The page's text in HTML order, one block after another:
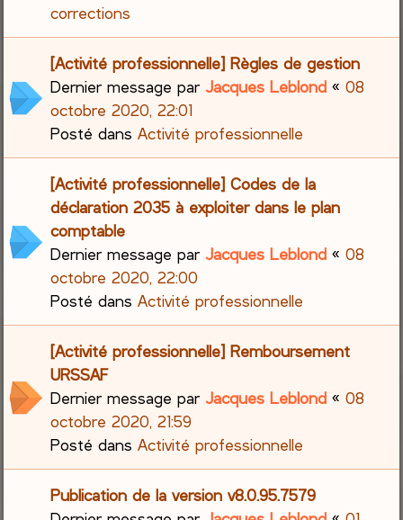
corrections
[Activité professionnelle] Règles de gestion
Dernier message parJacques Leblond «08
octobre 2020, 22:01
Posté dansActivité professionnelle
[Activité professionnelle] Codes de la
déclaration 2035 à exploiter dans le plan
comptable
Dernier message parJacques Leblond «08
octobre 2020, 22:00
Posté dansActivité professionnelle
[Activité professionnelle] Remboursement
URSSAF
Dernier message parJacques Leblond «08
octobre 2020, 21:59
Posté dansActivité professionnelle
Publication de la version v8.0.95.7579